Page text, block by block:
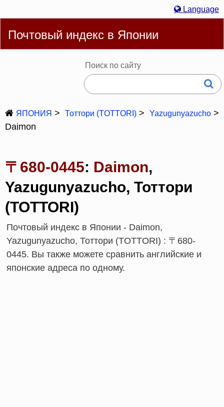
Language
Deutsch Français Bahasa Melayu 한국어
日本語
Почтовый индекс в Японии
Поиск по сайту
ЯПОНИЯ Тоттори (TOTTORI) Yazugunyazucho
Daimon
〒680-0445: Daimon,
Yazugunyazucho, Тоттори
(TOTTORI)
Почтовый индекс в Японии - Daimon,
Yazugunyazucho, Тоттори (TOTTORI) : 〒680-
0445. Вы также можете сравнить английские и
японские адреса по одному.